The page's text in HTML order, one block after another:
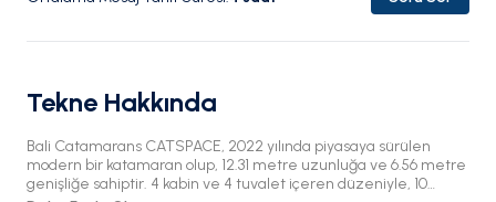
Tekne Hakkında
Bali Catamarans CATSPACE, 2022 yılında piyasaya sürülen
modern bir katamaran olup, 12.31 metre uzunluğa ve 6.56 metre
genişliğe sahiptir. 4 kabin ve 4 tuvalet içeren düzeniyle, 10